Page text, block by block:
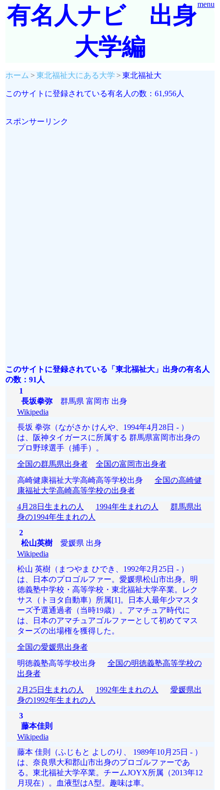
menu
有名人ナビ 出身
大学編
ホーム 東北福祉大にある大学 東北福祉大
このサイトに登録されている有名人の数：61,956人
スポンサーリンク
このサイトに登録されている「東北福祉大」出身の有名人
の数：91人
1
長坂拳弥群馬県 富岡市 出身
Wikipedia
長坂 拳弥（ながさか けんや、1994年4月28日 - ）
は、阪神タイガースに所属する 群馬県富岡市出身の
プロ野球選手（捕手）。
全国の群馬県出身者
全国の富岡市出身者
高崎健康福祉大学高崎高等学校出身 全国の高崎健
康福祉大学高崎高等学校の出身者
4月28日生まれの人
1994年生まれの人
群馬県出
身の1994年生まれの人
2
松山英樹愛媛県 出身
Wikipedia
松山 英樹（まつやま ひでき、1992年2月25日 - ）
は、日本のプロゴルファー。愛媛県松山市出身。明
徳義塾中学校・高等学校・東北福祉大学卒業。レク
サス（トヨタ自動車）所属[1]。日本人最年少マスタ
ーズ予選通過者（当時19歳）。アマチュア時代に
は、日本のアマチュアゴルファーとして初めてマス
ターズの出場権を獲得した。
全国の愛媛県出身者
明徳義塾高等学校出身 全国の明徳義塾高等学校の
出身者
2月25日生まれの人
1992年生まれの人
愛媛県出
身の1992年生まれの人
3
藤本佳則
Wikipedia
藤本 佳則（ふじもと よしのり、 1989年10月25日 - ）
は、奈良県大和郡山市出身のプロゴルファーであ
る。東北福祉大学卒業。チームJOYX所属（2013年12
月現在）。血液型はA型。趣味は車。